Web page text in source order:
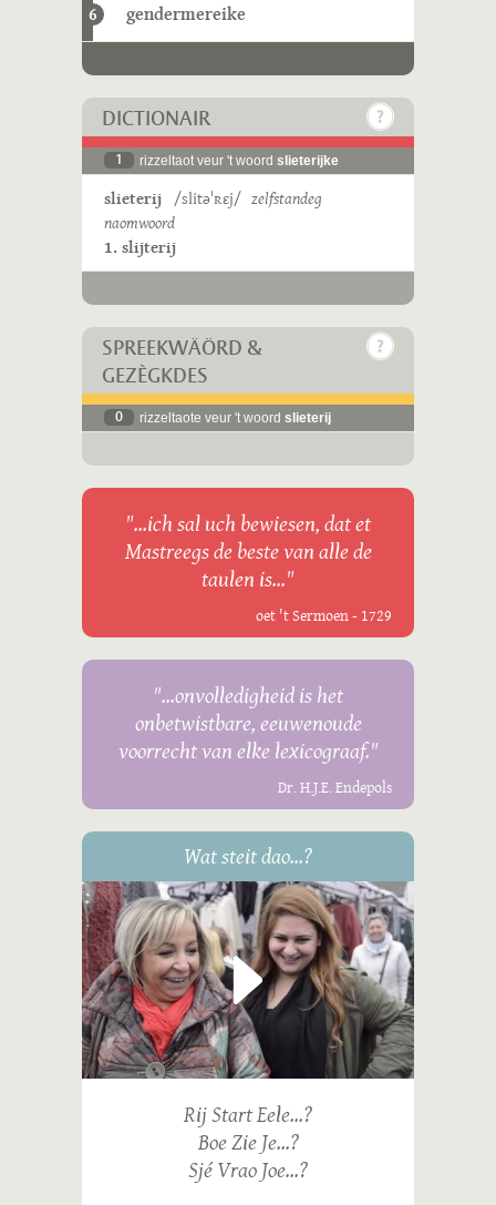
6 gendermereike
DICTIONAIR
1 rizzeltaot veur 't woord slieterijke
slieterij /slitəˈʀɛj/ zelfstandeg
naomwoord
1. slijterij
SPREEKWÄÖRD &
GEZÈGKDES
0 rizzeltaote veur 't woord slieterij
"...ich sal uch bewiesen, dat et
Mastreegs de beste van alle de
taulen is..."
oet 't Sermoen - 1729
"...onvolledigheid is het
onbetwistbare, eeuwenoude
voorrecht van elke lexicograaf."
Dr. H.J.E. Endepols
Wat steit dao...?
Rij Start Eele...?
Boe Zie Je...?
Sjé Vrao Joe...?